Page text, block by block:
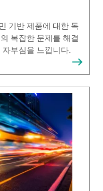
기반 제품에 대한 독
복잡한 문제를 해결
부심을 느낍니다.